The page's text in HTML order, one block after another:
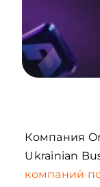
Компания
Ukrainian
компаний